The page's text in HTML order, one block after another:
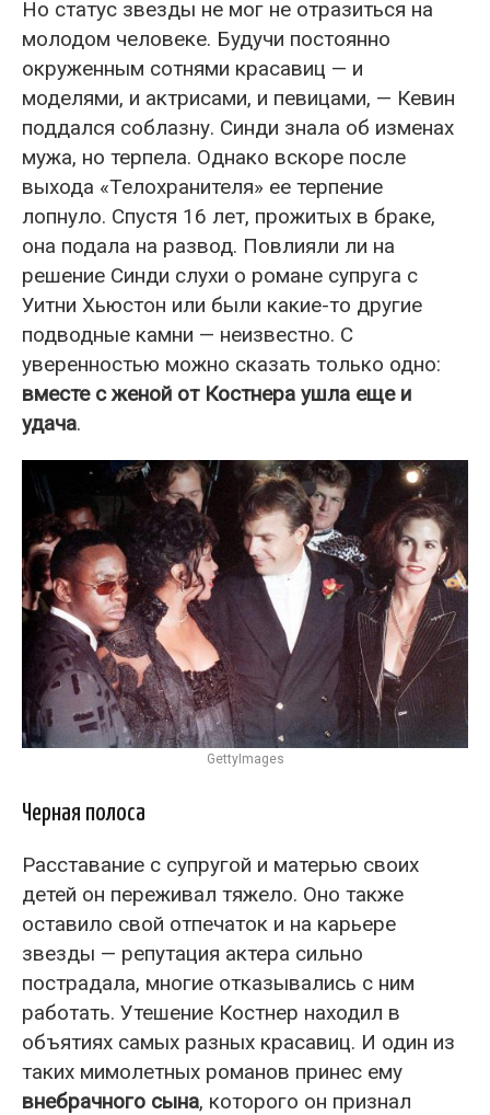
Но статус звезды не мог не отразиться на
молодом человеке. Будучи постоянно
окруженным сотнями красавиц — и
моделями, и актрисами, и певицами, — Кевин
поддался соблазну. Синди знала об изменах
мужа, но терпела. Однако вскоре после
выхода «Телохранителя» ее терпение
лопнуло. Спустя 16 лет, прожитых в браке,
она подала на развод. Повлияли ли на
решение Синди слухи о романе супруга с
Уитни Хьюстон или были какие-то другие
подводные камни — неизвестно. С
уверенностью можно сказать только одно:
вместе с женой от Костнера ушла еще и
удача.
GettyImages
Черная полоса
Расставание с супругой и матерью своих
детей он переживал тяжело. Оно также
оставило свой отпечаток и на карьере
звезды — репутация актера сильно
пострадала, многие отказывались с ним
работать. Утешение Костнер находил в
объятиях самых разных красавиц. И один из
таких мимолетных романов принес ему
внебрачного сына, которого он признал